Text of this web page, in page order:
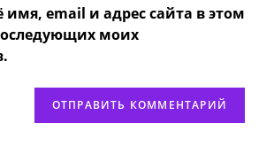
имя, email и адрес сайта в этом
моих